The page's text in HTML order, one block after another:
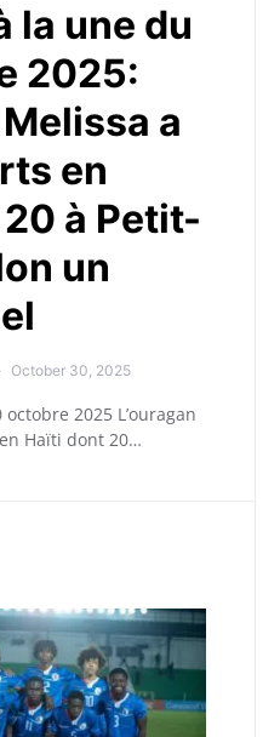
la une du
2025:
a
en
à Petit-
un
October 30, 2025
2025 L’ouragan
Haïti dont 20…